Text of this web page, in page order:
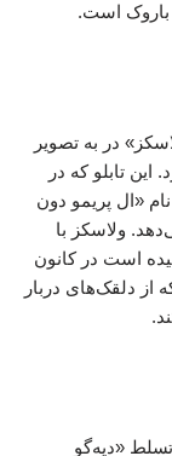
است.
در به تصویر
تابلو که در
به نام «ال پریمو دون
ولاسکز با
است در کانون
از دلقک‌های دربار
«دیه‌گو